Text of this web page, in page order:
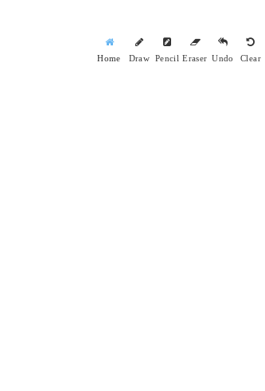
Home Draw Pencil Eraser Undo Clear